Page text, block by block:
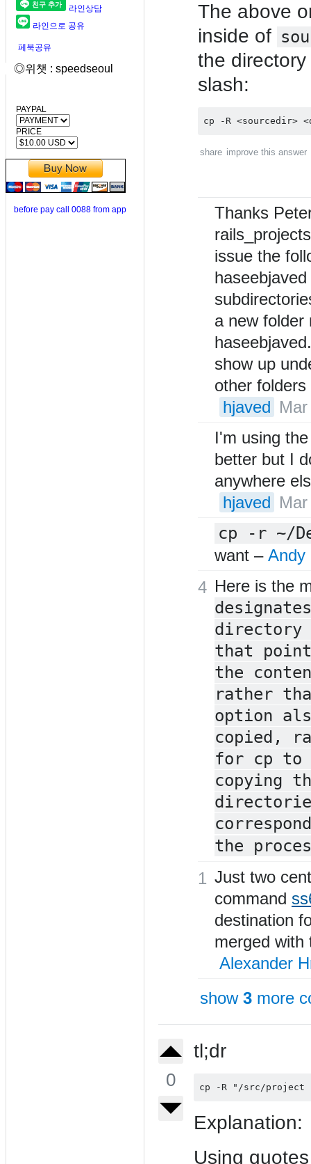
라인상담
라인으로 공유
페북공유
◎위챗 : speedseoul
PAYPAL
PRICE
before pay call 0088 from app
The above
inside of
the
slash:
share improve this answer
Thanks
issue the
a new folder
show up
other
hjaved
I'm using
better but I
anywhere
hjaved
cp -r ~/
want – Andy
4 Here is the
directory
that
the
rather
option
copied,
for cp to
copying
the
1 Just two
command
destination
merged with
Alexander
show 3 more
0
tl;dr
Explanation:
Using